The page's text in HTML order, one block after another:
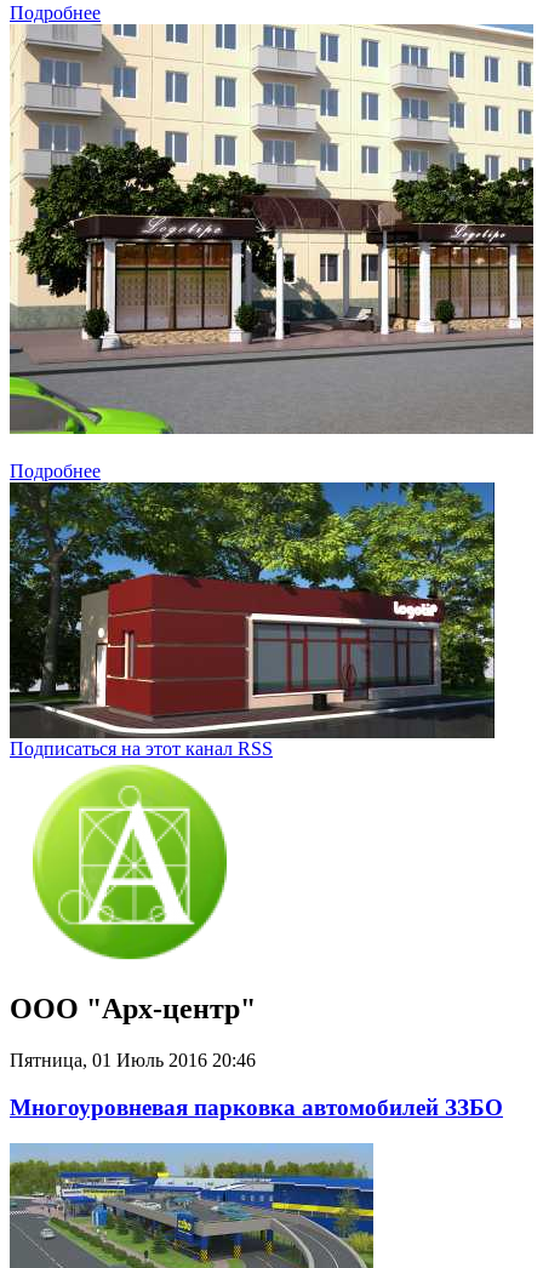
Подробнее
Подробнее
Подписаться на этот канал RSS
ООО "Арх-центр"
Пятница, 01 Июль 2016 20:46
Многоуровневая парковка автомобилей ЗЗБО